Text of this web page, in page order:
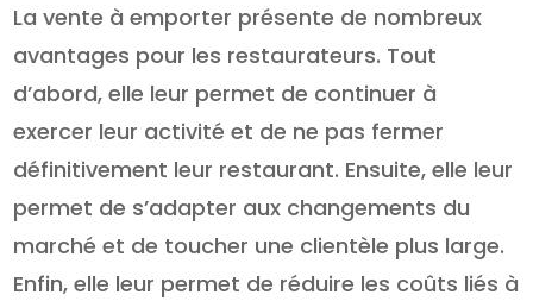
La vente à emporter présente de nombreux
avantages pour les restaurateurs. Tout
d’abord, elle leur permet de continuer à
exercer leur activité et de ne pas fermer
définitivement leur restaurant. Ensuite, elle leur
permet de s’adapter aux changements du
marché et de toucher une clientèle plus large.
Enfin, elle leur permet de réduire les coûts liés à